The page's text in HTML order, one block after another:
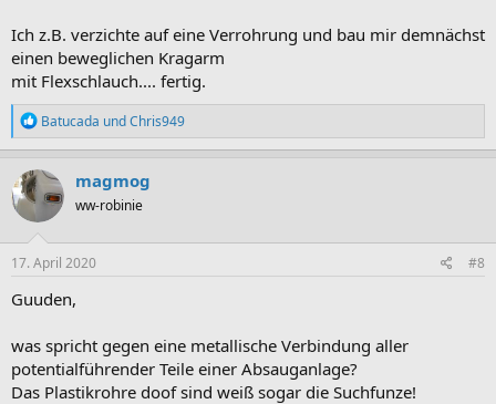
Ich z.B. verzichte auf eine Verrohrung und bau mir demnächst
einen beweglichen Kragarm
mit Flexschlauch.... fertig.
R
e
a
k
t
o
n
e
:
Batucada undChris949
magmog
ww-robinie
17. April 2020 #8
Guuden,
was spricht gegen eine metallische Verbindung aller
potentialführender Teile einer Absauganlage?
Das Plastikrohre doof sind weiß sogar die Suchfunze!